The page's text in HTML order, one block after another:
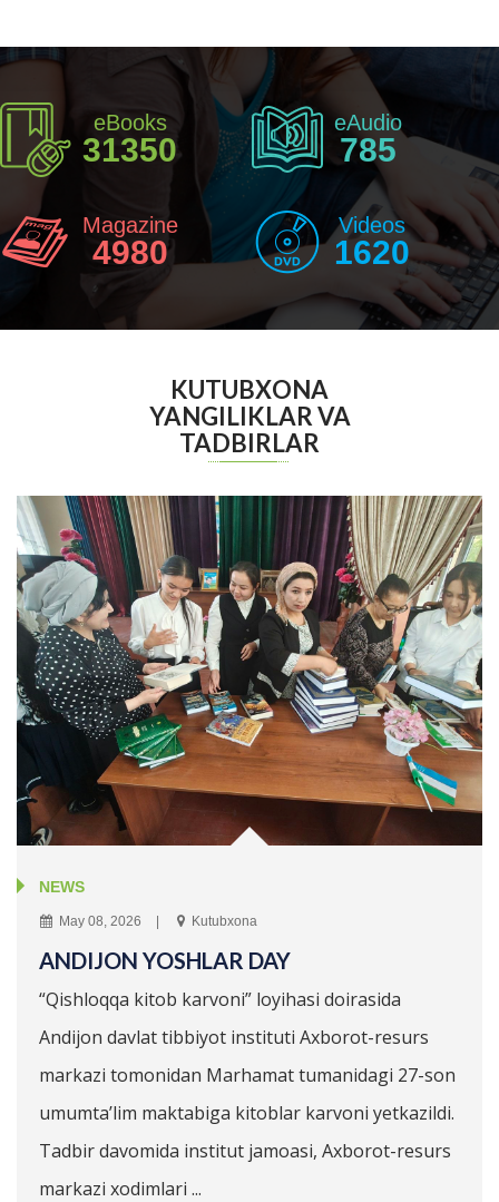
eBooks
31350
eAudio
785
Magazine
4980
Videos
1620
KUTUBXONA
YANGILIKLAR VA
TADBIRLAR
NEWS
May 08, 2026 Kutubxona
ANDIJON YOSHLAR DAY
“Qishloqqa kitob karvoni” loyihasi doirasida
Andijon davlat tibbiyot instituti Axborot-resurs
markazi tomonidan Marhamat tumanidagi 27-son
umumta’lim maktabiga kitoblar karvoni yetkazildi.
Tadbir davomida institut jamoasi, Axborot-resurs
markazi xodimlari ...